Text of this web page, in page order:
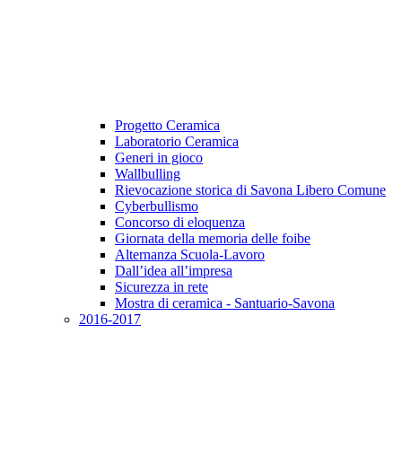
Progetto Ceramica
Laboratorio Ceramica
Generi in gioco
Wallbulling
Rievocazione storica di Savona Libero Comune
Cyberbullismo
Concorso di eloquenza
Giornata della memoria delle foibe
Alternanza Scuola-Lavoro
Dall’idea all’impresa
Sicurezza in rete
Mostra di ceramica - Santuario-Savona
2016-2017